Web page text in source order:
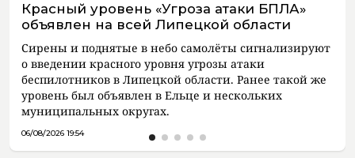
Красный уровень «Угроза атаки БПЛА»
объявлен на всей Липецкой области
Сирены и поднятые в небо самолёты сигнализируют
о введении красного уровня угрозы атаки
беспилотников в Липецкой области. Ранее такой же
уровень был объявлен в Ельце и нескольких
муниципальных округах.
06/08/2026 19:54